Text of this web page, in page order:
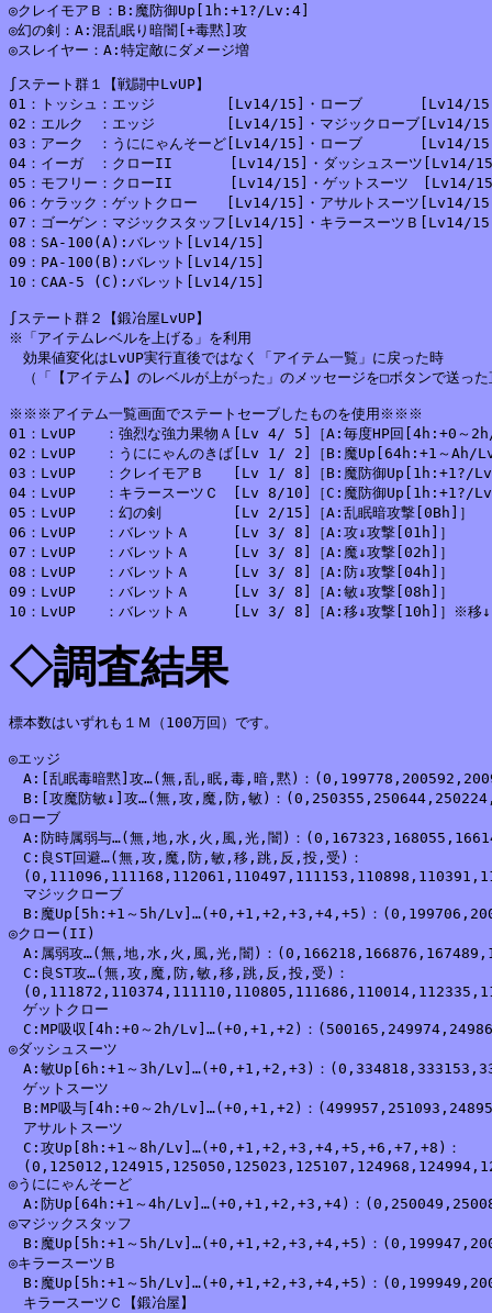
◎クレイモアＢ：B:魔防御Up[1h:+1?/Lv:4]
◎幻の剣：A:混乱眠り暗闇[+毒黙]攻
∫ステート群１【戦闘中LvUP】
01：トッシュ：エッジ　　　　　[Lv14/15]・ローブ　　　　[Lv14/
02：エルク　：エッジ　　　　　[Lv14/15]・マジックローブ[Lv14/
03：アーク　：うににゃんそーど[Lv14/15]・ローブ　　　　[Lv14/
04：イーガ　：クローII　　　　[Lv14/15]・ダッシュスーツ[Lv14/
05：モフリー：クローII　　　　[Lv14/15]・ゲットスーツ　[Lv14/
06：ケラック：ゲットクロー　　[Lv14/15]・アサルトスーツ[Lv14/
07：ゴーゲン：マジックスタッフ[Lv14/15]・キラースーツＢ[Lv14/
08：SA-100(A):バレット[Lv14/15]
09：PA-100(B):バレット[Lv14/15]
10：CAA-5 (C):バレット[Lv14/15]
∫ステート群２【鍛冶屋LvUP】
※「アイテムレベルを上げる」を利用
効果値変化はLvUP実行直後ではなく「アイテム一覧」に戻った時
（「【アイテム】のレベルが上がった」のメッセージを□ボタンで送った
※※※アイテム一覧画面でステートセーブしたものを使用※※※
01：LvUP　　：強烈な強力果物Ａ[Lv 4/ 5]［A:毎度HP回[4h:+0～
02：LvUP　　：うににゃんのきば[Lv 1/ 2]［B:魔Up[64h:+1～Ah/
03：LvUP　　：クレイモアＢ　　[Lv 1/ 8]［B:魔防御Up[1h:+1?/
04：LvUP　　：キラースーツＣ　[Lv 8/10]［C:魔防御Up[1h:+1?/
05：LvUP　　：幻の剣　　　　　[Lv 2/15]［A:乱眠暗攻撃[0Bh]］
06：LvUP　　：バレットＡ　　　[Lv 3/ 8]［A:攻↓攻撃[01h]］
07：LvUP　　：バレットＡ　　　[Lv 3/ 8]［A:魔↓攻撃[02h]］
08：LvUP　　：バレットＡ　　　[Lv 3/ 8]［A:防↓攻撃[04h]］
09：LvUP　　：バレットＡ　　　[Lv 3/ 8]［A:敏↓攻撃[08h]］
◇調査結果
標本数はいずれも１Ｍ（100万回）です。
◎エッジ
A:[乱眠毒暗黙]攻…(無,乱,眠,毒,暗,黙)：
B:[攻魔防敏↓]攻…(無,攻,魔,防,敏)：
◎ローブ
A:防時属弱与…(無,地,水,火,風,光,闇)：
C:良ST回避…(無,攻,魔,防,敏,移,跳,反,投,受)：
マジックローブ
B:魔Up[5h:+1～5h/Lv]…(+0,+1,+2,+3,+4,+5)：
◎クロー(II)
A:属弱攻…(無,地,水,火,風,光,闇)：
C:良ST攻…(無,攻,魔,防,敏,移,跳,反,投,受)：
ゲットクロー
C:MP吸収[4h:+0～2h/Lv]…(+0,+1,+2)：
◎ダッシュスーツ
A:敏Up[6h:+1～3h/Lv]…(+0,+1,+2,+3)：
ゲットスーツ
B:MP吸与[4h:+0～2h/Lv]…(+0,+1,+2)：
アサルトスーツ
C:攻Up[8h:+1～8h/Lv]…(+0,+1,+2,+3,+4,+5,+6,+7,+8)：
◎うににゃんそーど
A:防Up[64h:+1～4h/Lv]…(+0,+1,+2,+3,+4)：
◎マジックスタッフ
B:魔Up[5h:+1～5h/Lv]…(+0,+1,+2,+3,+4,+5)：
◎キラースーツＢ
B:魔Up[5h:+1～5h/Lv]…(+0,+1,+2,+3,+4,+5)：
キラースーツＣ【鍛冶屋】